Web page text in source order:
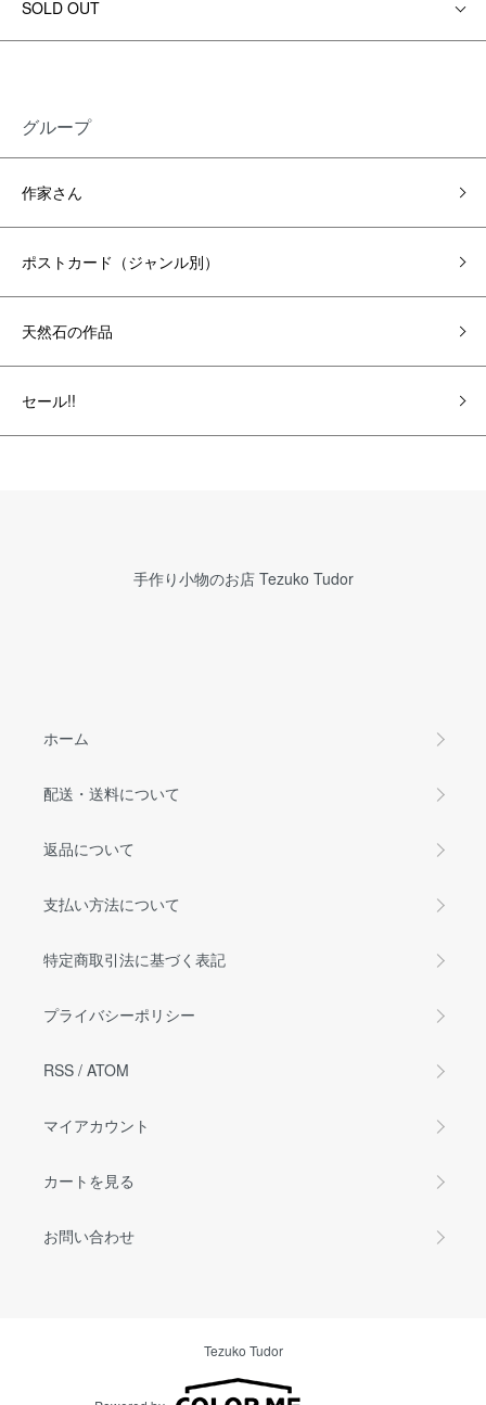
SOLD OUT
グループ
作家さん
ポストカード（ジャンル別）
天然石の作品
セール!!
手作り小物のお店 Tezuko Tudor
ホーム
配送・送料について
返品について
支払い方法について
特定商取引法に基づく表記
プライバシーポリシー
RSS / ATOM
マイアカウント
カートを見る
お問い合わせ
Tezuko Tudor